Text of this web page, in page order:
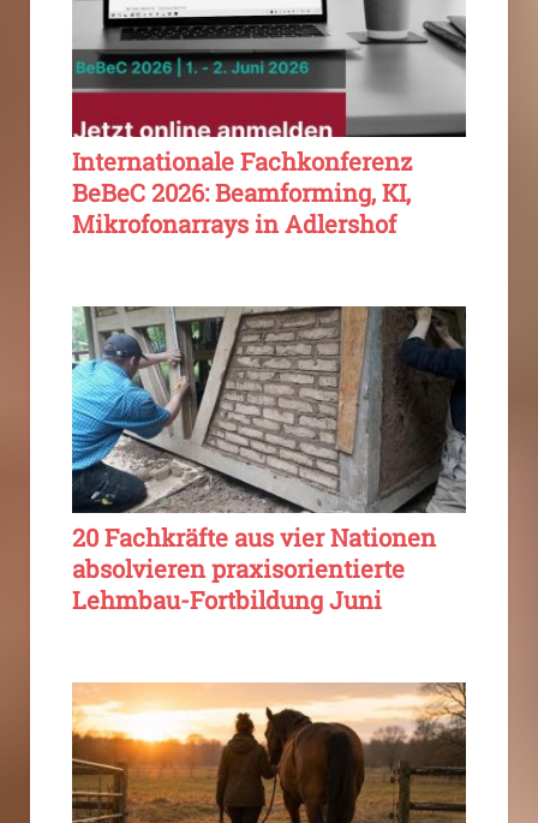
Internationale Fachkonferenz
BeBeC 2026: Beamforming, KI,
Mikrofonarrays in Adlershof
20 Fachkräfte aus vier Nationen
absolvieren praxisorientierte
Lehmbau-Fortbildung Juni